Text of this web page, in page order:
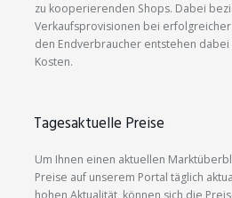
zu kooperierenden Shops. Dabei
Verkaufsprovisionen bei
den Endverbraucher entstehen dabei
Kosten.
Tagesaktuelle Preise
Um Ihnen einen aktuellen
Preise auf unserem Portal täglich